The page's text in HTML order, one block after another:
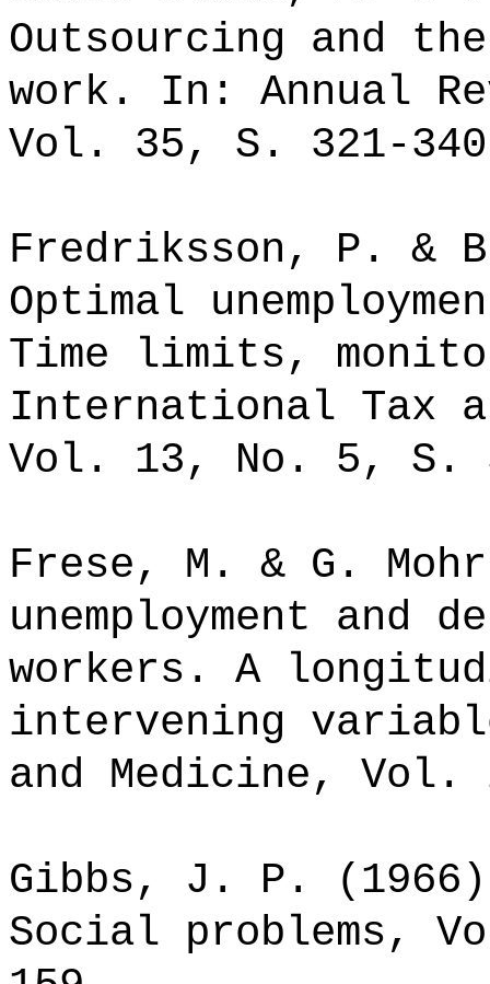
Outsourcing and
work. In: Annual
Vol. 35, S. 321-
Fredriksson, P. &
Optimal
Time limits,
International Tax
Vol. 13, No. 5, S.
Frese, M. & G.
unemployment and
workers. A
intervening
and Medicine,
Gibbs, J. P.
Social problems,